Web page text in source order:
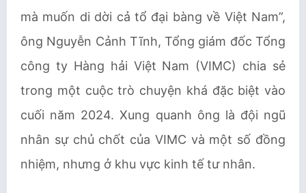
mà muốn di dời cả tổ đại bàng về Việt Nam”,
ông Nguyễn Cảnh Tĩnh, Tổng giám đốc Tổng
công ty Hàng hải Việt Nam (VIMC) chia sẻ
trong một cuộc trò chuyện khá đặc biệt vào
cuối năm 2024. Xung quanh ông là đội ngũ
nhân sự chủ chốt của VIMC và một số đồng
nhiệm, nhưng ở khu vực kinh tế tư nhân.